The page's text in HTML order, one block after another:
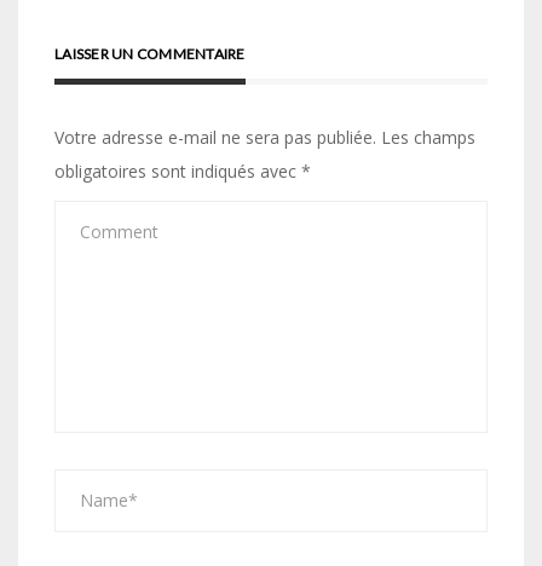
LAISSER UN COMMENTAIRE
Votre adresse e-mail ne sera pas publiée. Les champs
obligatoires sont indiqués avec *